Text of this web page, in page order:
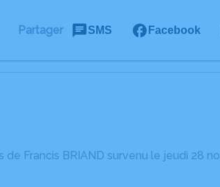
Partager SMS Facebook
Francis BRIAND survenu le jeudi 28